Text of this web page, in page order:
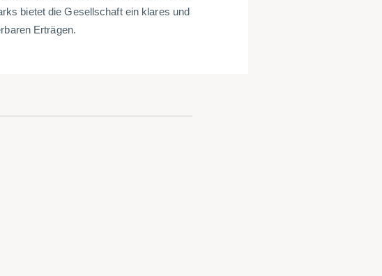
bietet die Gesellschaft ein klares und
Erträgen.